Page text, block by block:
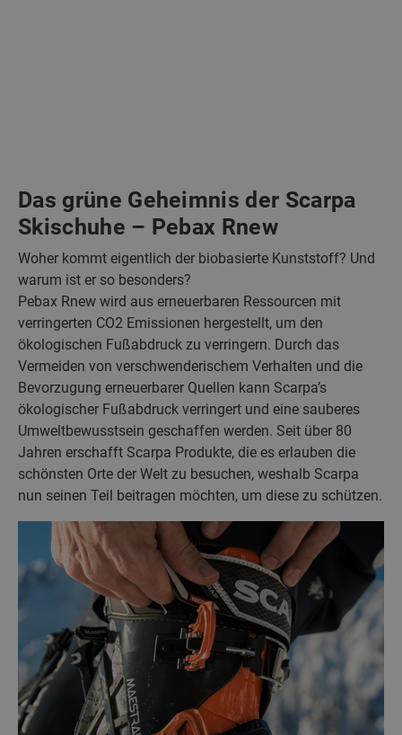
Das grüne Geheimnis der Scarpa
Skischuhe – Pebax Rnew
Woher kommt eigentlich der biobasierte Kunststoff? Und
warum ist er so besonders?
Pebax Rnew wird aus erneuerbaren Ressourcen mit
verringerten CO2 Emissionen hergestellt, um den
ökologischen Fußabdruck zu verringern. Durch das
Vermeiden von verschwenderischem Verhalten und die
Bevorzugung erneuerbarer Quellen kann Scarpa’s
ökologischer Fußabdruck verringert und eine sauberes
Umweltbewusstsein geschaffen werden. Seit über 80
Jahren erschafft Scarpa Produkte, die es erlauben die
schönsten Orte der Welt zu besuchen, weshalb Scarpa
nun seinen Teil beitragen möchten, um diese zu schützen.